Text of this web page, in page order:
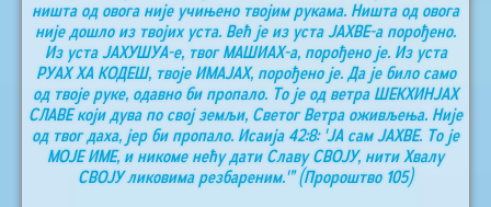
ништа од овога није учињено твојим рукама. Ништа од овога
није дошло из твојих уста. Већ је из уста ЈАХВЕ-а порођено.
Из уста ЈАХУШУА-е, твог МАШИАХ-а, порођено је. Из уста
РУАХ ХА КОДЕШ, твоје ИМАЈАХ, порођено је. Да је било само
од твоје руке, одавно би пропало. То је од ветра ШЕКХИНЈАХ
СЛАВЕ који дува по свој земљи, Светог Ветра оживљења. Није
од твог даха, јер би пропало. Исаија 42:8: 'ЈА сам ЈАХВЕ. То је
МОЈЕ ИМЕ, и никоме нећу дати Славу СВОЈУ, нити Хвалу
СВОЈУ ликовима резбареним.'” (Пророштво 105)